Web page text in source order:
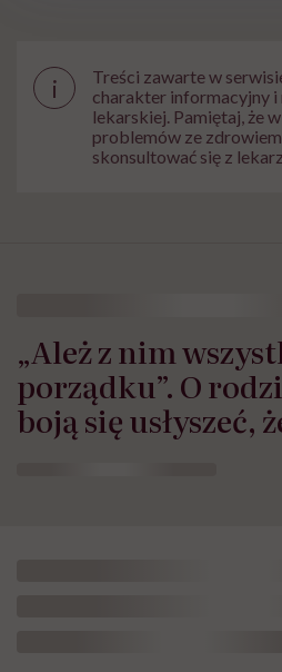
i
Treści zawarte w
charakter informacyjny
lekarskiej. Pamiętaj, że
problemów ze
skonsultować się z
„Ależ z nim
porządku”. O
boją się usłyszeć,